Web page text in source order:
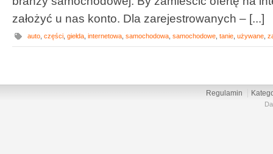
założyć u nas konto. Dla zarejestrowanych – [...]
auto części giełda internetowa samochodowa samochodowe tanie używane
Regulamin